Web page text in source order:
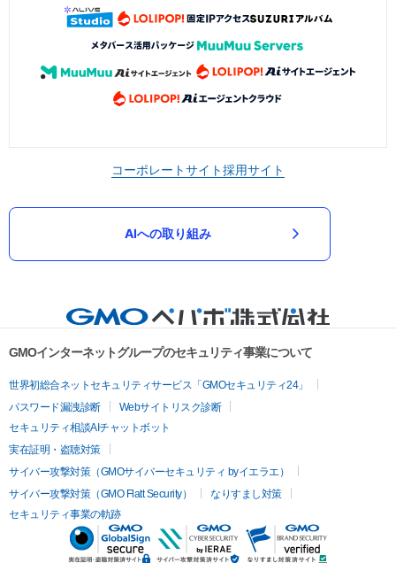
コーポレートサイト採用サイト
AIへの取り組み
GMOインターネットグループのセキュリティ事業について
世界初総合ネットセキュリティサービス「GMOセキュリティ24」
パスワード漏洩診断
Webサイトリスク診断
セキュリティ相談AIチャットボット
実在証明・盗聴対策
サイバー攻撃対策（GMOサイバーセキュリティ byイエラエ）
サイバー攻撃対策（GMO Flatt Security）
なりすまし対策
セキュリティ事業の軌跡